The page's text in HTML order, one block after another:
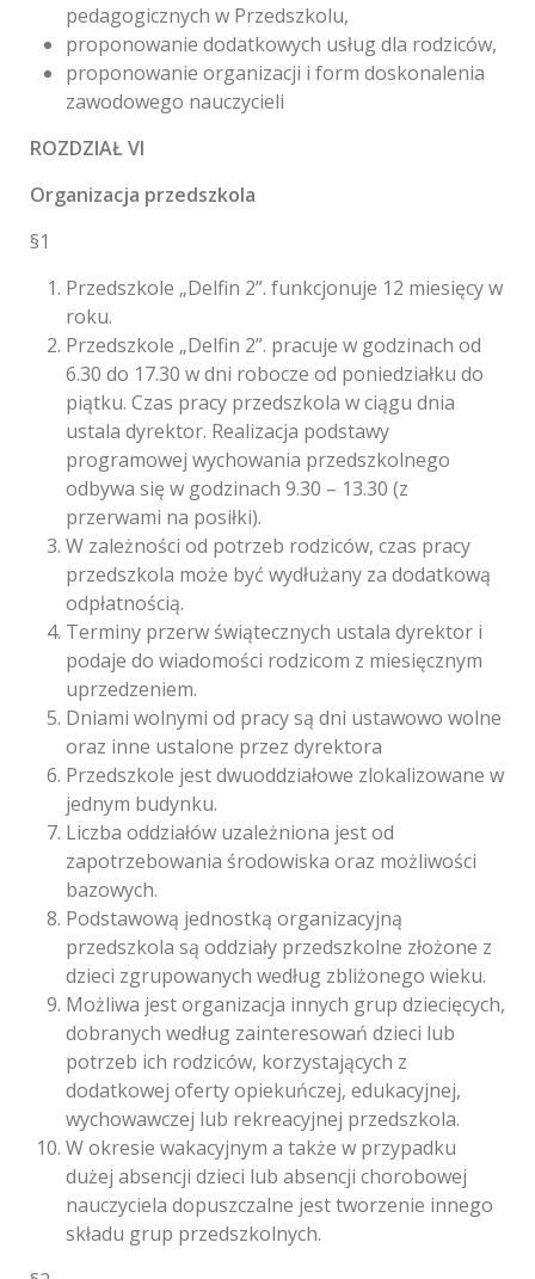
pedagogicznych w Przedszkolu,
proponowanie dodatkowych usług dla rodziców,
proponowanie organizacji i form doskonalenia
zawodowego nauczycieli
ROZDZIAŁ VI
Organizacja przedszkola
§1
Przedszkole „Delfin 2”. funkcjonuje 12 miesięcy w
roku.
Przedszkole „Delfin 2”. pracuje w godzinach od
6.30 do 17.30 w dni robocze od poniedziałku do
piątku. Czas pracy przedszkola w ciągu dnia
ustala dyrektor. Realizacja podstawy
programowej wychowania przedszkolnego
odbywa się w godzinach 9.30 – 13.30 (z
przerwami na posiłki).
W zależności od potrzeb rodziców, czas pracy
przedszkola może być wydłużany za dodatkową
odpłatnością.
Terminy przerw świątecznych ustala dyrektor i
podaje do wiadomości rodzicom z miesięcznym
uprzedzeniem.
Dniami wolnymi od pracy są dni ustawowo wolne
oraz inne ustalone przez dyrektora
Przedszkole jest dwuoddziałowe zlokalizowane w
jednym budynku.
Liczba oddziałów uzależniona jest od
zapotrzebowania środowiska oraz możliwości
bazowych.
Podstawową jednostką organizacyjną
przedszkola są oddziały przedszkolne złożone z
dzieci zgrupowanych według zbliżonego wieku.
Możliwa jest organizacja innych grup dziecięcych,
dobranych według zainteresowań dzieci lub
potrzeb ich rodziców, korzystających z
dodatkowej oferty opiekuńczej, edukacyjnej,
wychowawczej lub rekreacyjnej przedszkola.
W okresie wakacyjnym a także w przypadku
dużej absencji dzieci lub absencji chorobowej
nauczyciela dopuszczalne jest tworzenie innego
składu grup przedszkolnych.